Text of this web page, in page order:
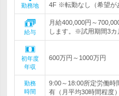
勤務地
4F ※転勤なし（希望が
給与
月給400,000円～
します。※試用期間3カ
初年度
年収
600万円～1000万円
勤務
時間
9:00～18:00所定労働時
有（月平均30時間程度）